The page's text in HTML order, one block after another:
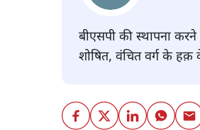
बीएसपी की स्थापना
शोषित, वंचित वर्ग के हक़